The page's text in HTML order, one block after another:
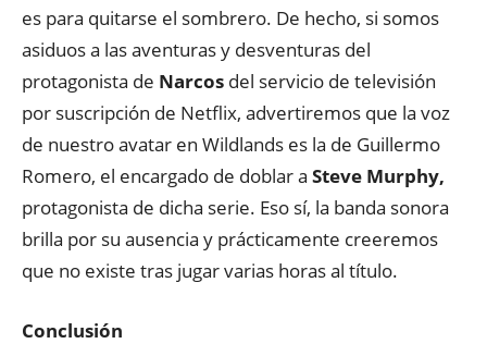
es para quitarse el sombrero. De hecho, si somos
asiduos a las aventuras y desventuras del
protagonista de Narcos del servicio de televisión
por suscripción de Netflix, advertiremos que la voz
de nuestro avatar en Wildlands es la de Guillermo
Romero, el encargado de doblar a Steve Murphy,
protagonista de dicha serie. Eso sí, la banda sonora
brilla por su ausencia y prácticamente creeremos
que no existe tras jugar varias horas al título.
Conclusión